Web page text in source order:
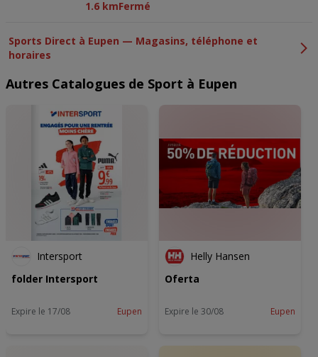
1.6 kmFermé
Sports Direct à Eupen — Magasins, téléphone et
horaires
Autres Catalogues de Sport à Eupen
Intersport
folder Intersport
Expire le 17/08 Eupen
Helly Hansen
Oferta
Expire le 30/08 Eupen
Wij en onze partners verwerken gegevens voor de
Precieze geolocatiegegevens gebruiken. De apparaatkenmerken
actief scannen ter identificatie. Informatie op een apparaat opslaan
advertentie- en contentmetingen, doelgroepenonderzoek en
ontwikkeling van diensten.